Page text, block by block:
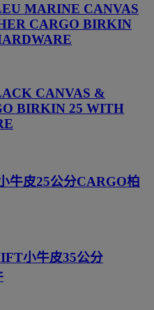
MARINE CANVAS
CARGO BIRKIN
CANVAS &
BIRKIN 25 WITH
牛皮25公分CARGO柏
小牛皮35公分